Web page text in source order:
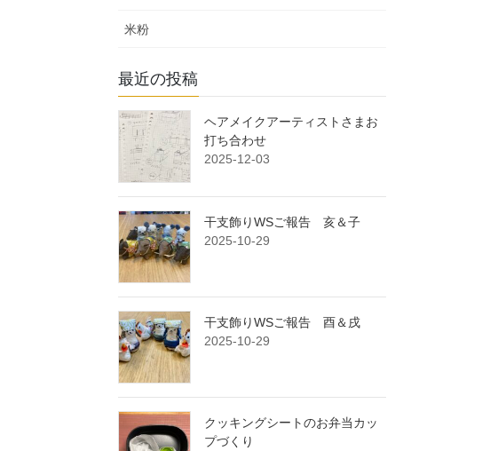
米粉
最近の投稿
ヘアメイクアーティストさまお
打ち合わせ
2025-12-03
干支飾りWSご報告 亥＆子
2025-10-29
干支飾りWSご報告 酉＆戌
2025-10-29
クッキングシートのお弁当カッ
プづくり